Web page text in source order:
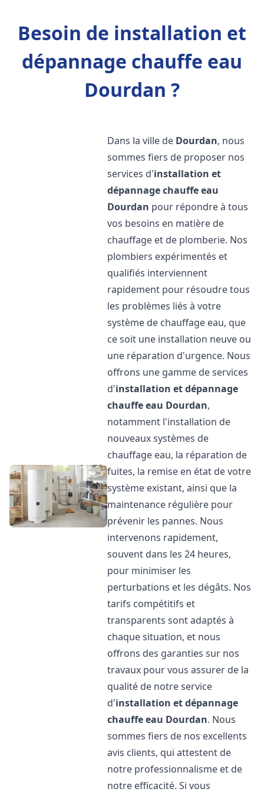
Besoin de installation et
dépannage chauffe eau
Dourdan ?
Dans la ville de Dourdan, nous
sommes fiers de proposer nos
services d'installation et
dépannage chauffe eau
Dourdan pour répondre à tous
vos besoins en matière de
chauffage et de plomberie. Nos
plombiers expérimentés et
qualifiés interviennent
rapidement pour résoudre tous
les problèmes liés à votre
système de chauffage eau, que
ce soit une installation neuve ou
une réparation d'urgence. Nous
offrons une gamme de services
d'installation et dépannage
chauffe eau Dourdan,
notamment l'installation de
nouveaux systèmes de
chauffage eau, la réparation de
fuites, la remise en état de votre
système existant, ainsi que la
maintenance régulière pour
prévenir les pannes. Nous
intervenons rapidement,
souvent dans les 24 heures,
pour minimiser les
perturbations et les dégâts. Nos
tarifs compétitifs et
transparents sont adaptés à
chaque situation, et nous
offrons des garanties sur nos
travaux pour vous assurer de la
qualité de notre service
d'installation et dépannage
chauffe eau Dourdan. Nous
sommes fiers de nos excellents
avis clients, qui attestent de
notre professionnalisme et de
notre efficacité. Si vous